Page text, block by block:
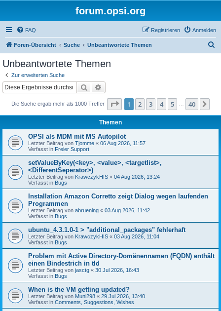
forum.opsi.org
FAQ Anmelden
Registrieren
Foren-Übersicht Suche Unbeantwortete Themen
Unbeantwortete Themen
Zur erweiterten Suche
Suche
Die Suche ergab mehr als 1000 Treffer Seite 1von 40
1 2 3 4 5 40
Themen
OPSI als MDM mit MS Autopilot
Letzter Beitrag von Tjomme « 06 Aug 2026, 11:57
Verfasst in Freier Support
setValueByKey(<key>, <value>, <targetlist>,
<DifferentSeperator>)
Letzter Beitrag von KrawczykHIS « 04 Aug 2026, 13:24
Verfasst in Bugs
Installation Amazon Corretto zeigt Dialog wegen laufenden
Programmen
Letzter Beitrag von abruening « 03 Aug 2026, 11:42
Verfasst in Bugs
ubuntu_4.3.1.0-1 > "additional_packages" fehlerhaft
Letzter Beitrag von KrawczykHIS « 03 Aug 2026, 11:04
Verfasst in Bugs
Problem mit Active Directory-Domänennamen (FQDN) enthält
einen Bindestrich in tld
Letzter Beitrag von jasctg « 30 Jul 2026, 16:43
Verfasst in Bugs
When is the VM getting updated?
Letzter Beitrag von Muni298 « 29 Jul 2026, 13:40
Verfasst in Comments, Suggestions, Wishes